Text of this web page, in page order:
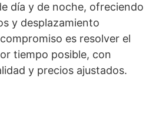
día y de noche, ofreciendo
y desplazamiento
es resolver el
tiempo posible, con
y precios ajustados.